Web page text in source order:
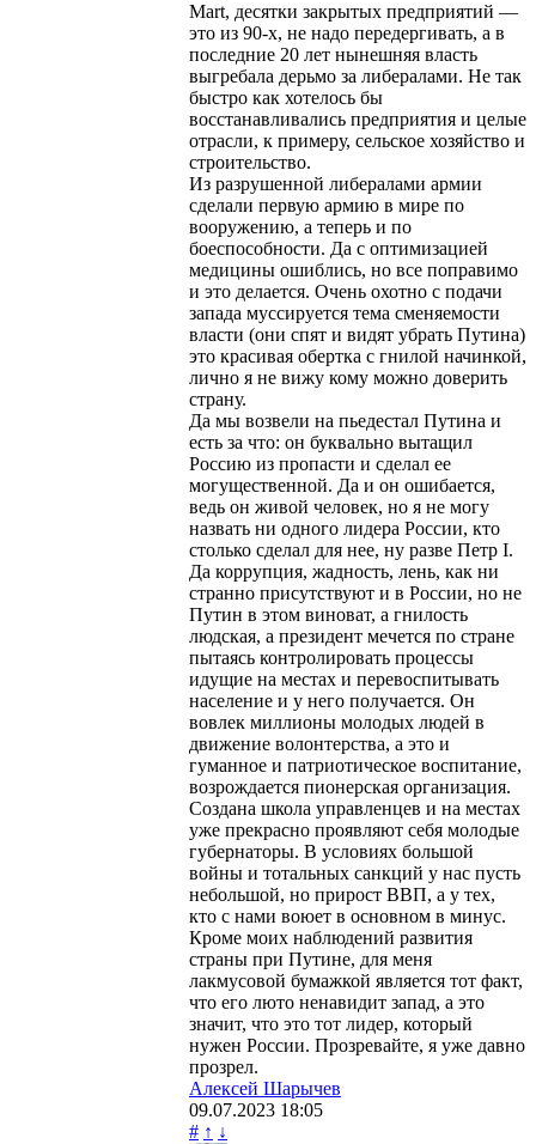
Mart, десятки закрытых предприятий —
это из 90-х, не надо передергивать, а в
последние 20 лет нынешняя власть
выгребала дерьмо за либералами. Не так
быстро как хотелось бы
восстанавливались предприятия и целые
отрасли, к примеру, сельское хозяйство и
строительство.
Из разрушенной либералами армии
сделали первую армию в мире по
вооружению, а теперь и по
боеспособности. Да с оптимизацией
медицины ошиблись, но все поправимо
и это делается. Очень охотно с подачи
запада муссируется тема сменяемости
власти (они спят и видят убрать Путина)
это красивая обертка с гнилой начинкой,
лично я не вижу кому можно доверить
страну.
Да мы возвели на пьедестал Путина и
есть за что: он буквально вытащил
Россию из пропасти и сделал ее
могущественной. Да и он ошибается,
ведь он живой человек, но я не могу
назвать ни одного лидера России, кто
столько сделал для нее, ну разве Петр I.
Да коррупция, жадность, лень, как ни
странно присутствуют и в России, но не
Путин в этом виноват, а гнилость
людская, а президент мечется по стране
пытаясь контролировать процессы
идущие на местах и перевоспитывать
население и у него получается. Он
вовлек миллионы молодых людей в
движение волонтерства, а это и
гуманное и патриотическое воспитание,
возрождается пионерская организация.
Создана школа управленцев и на местах
уже прекрасно проявляют себя молодые
губернаторы. В условиях большой
войны и тотальных санкций у нас пусть
небольшой, но прирост ВВП, а у тех,
кто с нами воюет в основном в минус.
Кроме моих наблюдений развития
страны при Путине, для меня
лакмусовой бумажкой является тот факт,
что его люто ненавидит запад, а это
значит, что это тот лидер, который
нужен России. Прозревайте, я уже давно
прозрел.
Алексей Шарычев
09.07.2023 18:05
# ↑ ↓